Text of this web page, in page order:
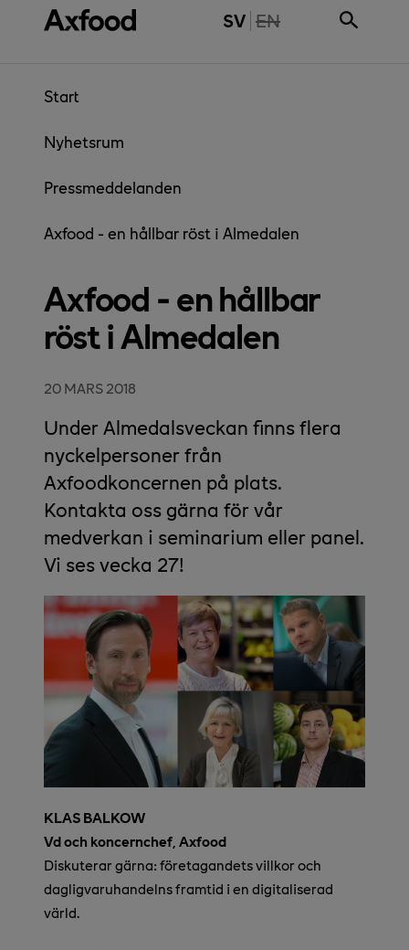
Gå direkt till innehåll SV THE PAGE IS NOT
EN
Start
Nyhetsrum
Pressmeddelanden
Axfood - en hållbar röst i Almedalen
Axfood - en hållbar
röst i Almedalen
20 MARS 2018
Under Almedalsveckan finns flera
nyckelpersoner från
Axfoodkoncernen på plats.
Kontakta oss gärna för vår
medverkan i seminarium eller panel.
Vi ses vecka 27!
KLAS BALKOW
Vd och koncernchef, Axfood
Diskuterar gärna: företagandets villkor och
dagligvaruhandelns framtid i en digitaliserad
värld.